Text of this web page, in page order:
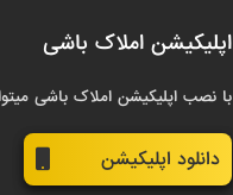
اپلیکیشن املاک باشی
با نصب اپلیکیشن املاک باشی
دانلود اپلیکیشن